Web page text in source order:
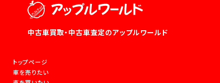
中古車買取・中古車査定のアップルワールド
トップページ
車を売りたい